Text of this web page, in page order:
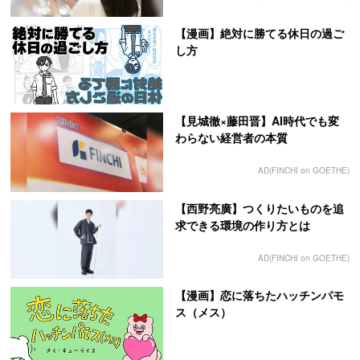
【漫画】絶対に勝てる休日の過ご
し方
【見城徹×藤田晋】AI時代でも変
わらない経営者の本質
AD(FINCHI on GOETHE)
【西野亮廣】つくりたいものを追
求できる環境の作り方とは
AD(FINCHI on GOETHE)
【漫画】恋に落ちたハッチンパモ
ス（メス）